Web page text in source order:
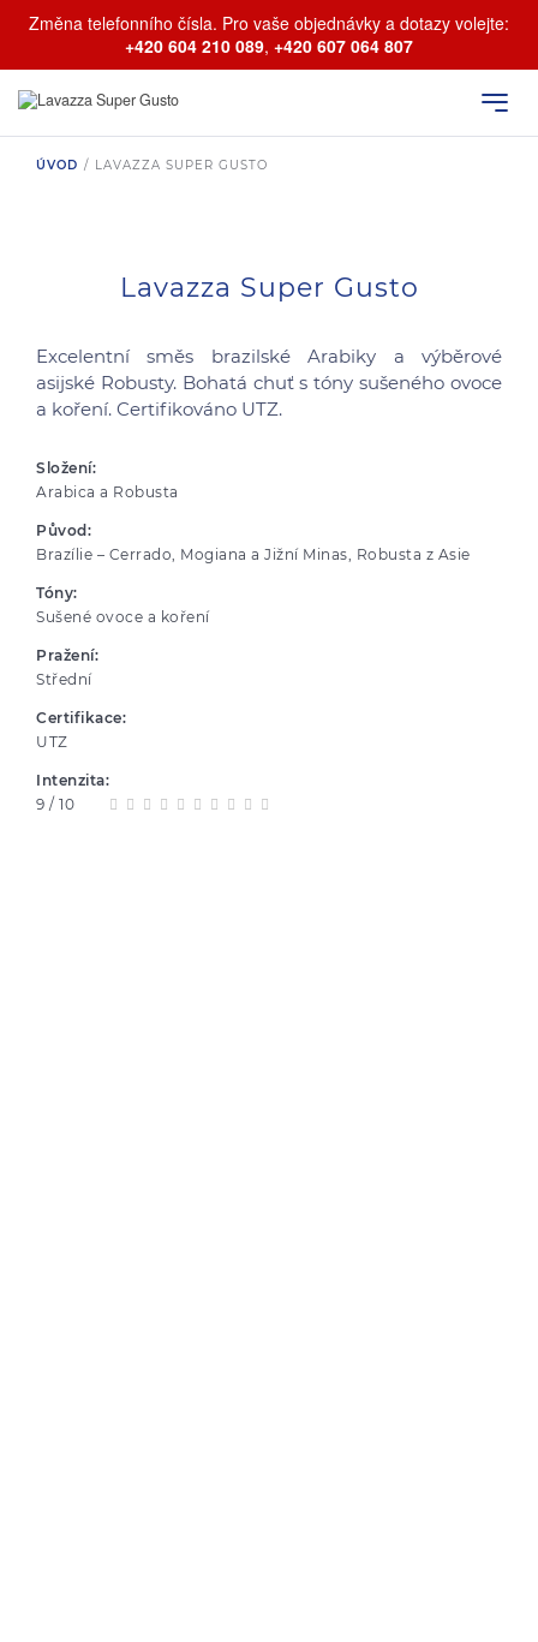
Změna telefonního čísla. Pro vaše objednávky a dotazy volejte:
+420 604 210 089, +420 607 064 807
ÚVOD / LAVAZZA SUPER GUSTO
Lavazza Super Gusto
Excelentní směs brazilské Arabiky a výběrové
asijské Robusty. Bohatá chuť s tóny sušeného ovoce
a koření. Certifikováno UTZ.
Složení:
Arabica a Robusta
Původ:
Brazílie – Cerrado, Mogiana a Jižní Minas, Robusta z Asie
Tóny:
Sušené ovoce a koření
Pražení:
Střední
Certifikace:
UTZ
Intenzita:
9 / 10